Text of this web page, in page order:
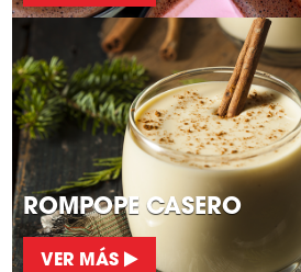
ROMPOPE CASERO
VER MÁS